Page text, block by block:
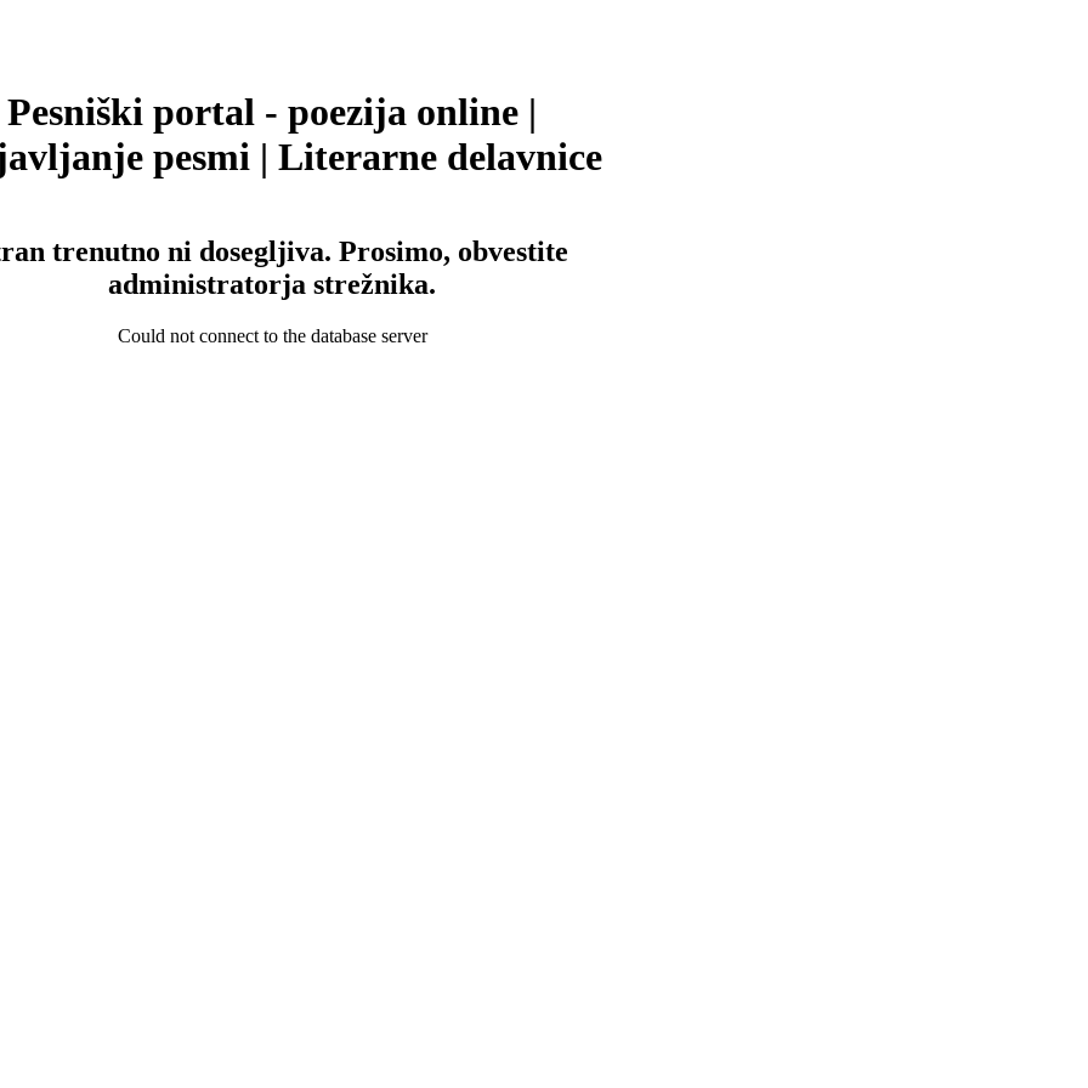
Pesniški portal - poezija online |
pesmi | Literarne delavnice
trenutno ni dosegljiva. Prosimo, obvestite
administratorja strežnika.
Could not connect to the database server